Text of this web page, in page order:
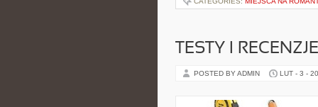
TESTY I
POSTED BY ADMIN LUT - 3 -